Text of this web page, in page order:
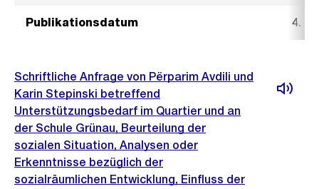
Publikationsdatum 4.
Schriftliche Anfrage von Përparim Avdili und
Karin Stepinski betreffend
Unterstützungsbedarf im Quartier und an
der Schule Grünau, Beurteilung der
sozialen Situation, Analysen oder
Erkenntnisse bezüglich der
sozialräumlichen Entwicklung, Einfluss der